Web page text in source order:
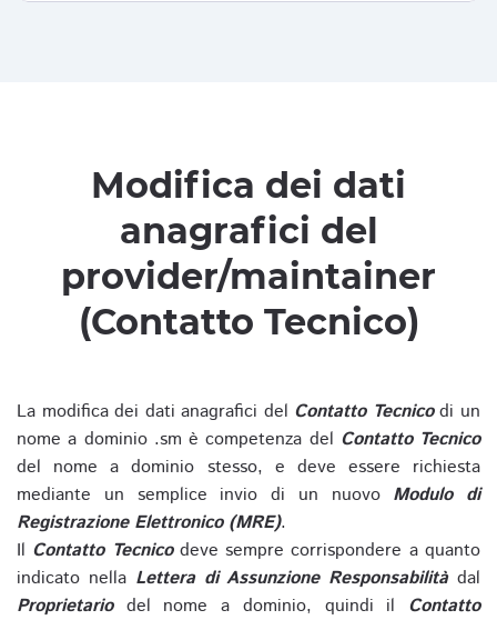
Modifica dei dati
anagrafici del
provider/maintainer
(Contatto Tecnico)
La modifica dei dati anagrafici del Contatto Tecnicodi un
nome a dominio .sm è competenza del Contatto Tecnico
del nome a dominio stesso, e deve essere richiesta
mediante un semplice invio di un nuovo Modulo di
Registrazione Elettronico (MRE).
Il Contatto Tecnicodeve sempre corrispondere a quanto
indicato nella Lettera di Assunzione Responsabilitàdal
Proprietariodel nome a dominio, quindi il Contatto